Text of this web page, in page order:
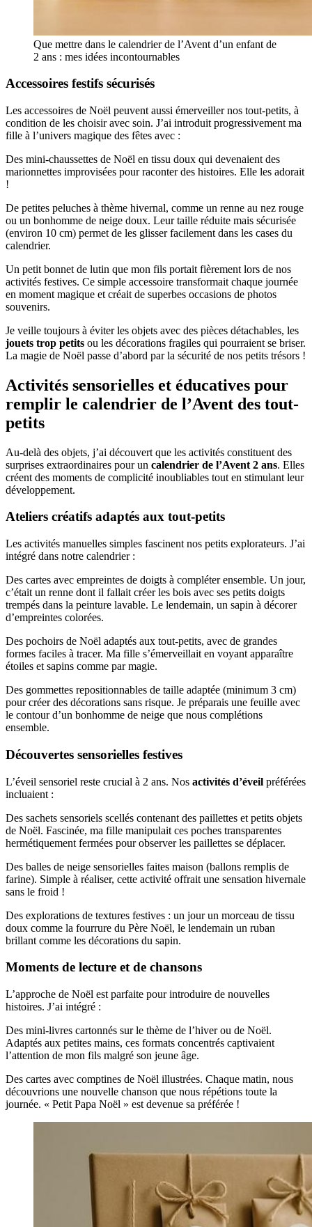
Que mettre dans le calendrier de l’Avent d’un enfant de
2 ans : mes idées incontournables
Accessoires festifs sécurisés
Les accessoires de Noël peuvent aussi émerveiller nos tout-petits, à
condition de les choisir avec soin. J’ai introduit progressivement ma
fille à l’univers magique des fêtes avec :
Des mini-chaussettes de Noël en tissu doux qui devenaient des
marionnettes improvisées pour raconter des histoires. Elle les adorait
!
De petites peluches à thème hivernal, comme un renne au nez rouge
ou un bonhomme de neige doux. Leur taille réduite mais sécurisée
(environ 10 cm) permet de les glisser facilement dans les cases du
calendrier.
Un petit bonnet de lutin que mon fils portait fièrement lors de nos
activités festives. Ce simple accessoire transformait chaque journée
en moment magique et créait de superbes occasions de photos
souvenirs.
Je veille toujours à éviter les objets avec des pièces détachables, les
jouets trop petits ou les décorations fragiles qui pourraient se briser.
La magie de Noël passe d’abord par la sécurité de nos petits trésors !
Activités sensorielles et éducatives pour
remplir le calendrier de l’Avent des tout-
petits
Au-delà des objets, j’ai découvert que les activités constituent des
surprises extraordinaires pour un calendrier de l’Avent 2 ans. Elles
créent des moments de complicité inoubliables tout en stimulant leur
développement.
Ateliers créatifs adaptés aux tout-petits
Les activités manuelles simples fascinent nos petits explorateurs. J’ai
intégré dans notre calendrier :
Des cartes avec empreintes de doigts à compléter ensemble. Un jour,
c’était un renne dont il fallait créer les bois avec ses petits doigts
trempés dans la peinture lavable. Le lendemain, un sapin à décorer
d’empreintes colorées.
Des pochoirs de Noël adaptés aux tout-petits, avec de grandes
formes faciles à tracer. Ma fille s’émerveillait en voyant apparaître
étoiles et sapins comme par magie.
Des gommettes repositionnables de taille adaptée (minimum 3 cm)
pour créer des décorations sans risque. Je préparais une feuille avec
le contour d’un bonhomme de neige que nous complétions
ensemble.
Découvertes sensorielles festives
L’éveil sensoriel reste crucial à 2 ans. Nos activités d’éveil préférées
incluaient :
Des sachets sensoriels scellés contenant des paillettes et petits objets
de Noël. Fascinée, ma fille manipulait ces poches transparentes
hermétiquement fermées pour observer les paillettes se déplacer.
Des balles de neige sensorielles faites maison (ballons remplis de
farine). Simple à réaliser, cette activité offrait une sensation hivernale
sans le froid !
Des explorations de textures festives : un jour un morceau de tissu
doux comme la fourrure du Père Noël, le lendemain un ruban
brillant comme les décorations du sapin.
Moments de lecture et de chansons
L’approche de Noël est parfaite pour introduire de nouvelles
histoires. J’ai intégré :
Des mini-livres cartonnés sur le thème de l’hiver ou de Noël.
Adaptés aux petites mains, ces formats concentrés captivaient
l’attention de mon fils malgré son jeune âge.
Des cartes avec comptines de Noël illustrées. Chaque matin, nous
découvrions une nouvelle chanson que nous répétions toute la
journée. « Petit Papa Noël » est devenue sa préférée !